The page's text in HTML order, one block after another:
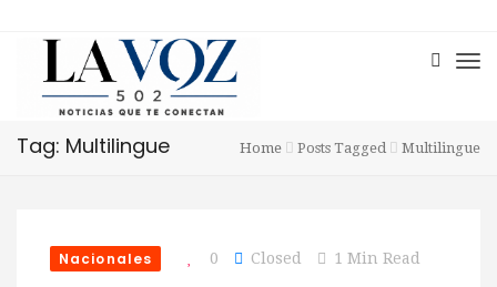
Tag: Multilingue Home Posts Tagged Multilingue
Nacionales 0 Closed 1 Min Read